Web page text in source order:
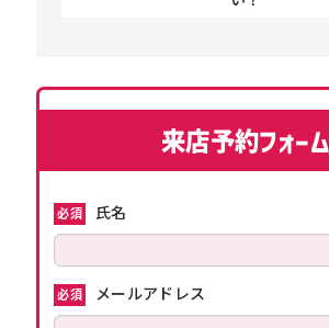
来店予約フォーム
必須 氏名
必須 メールアドレス